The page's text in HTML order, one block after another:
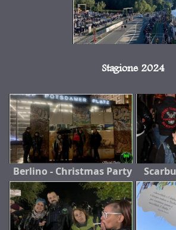
Stagione 2024
Berlino - Christmas Party